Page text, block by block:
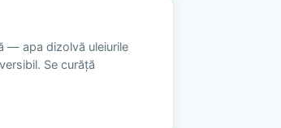
— apa dizolvă uleiurile
Se curăță